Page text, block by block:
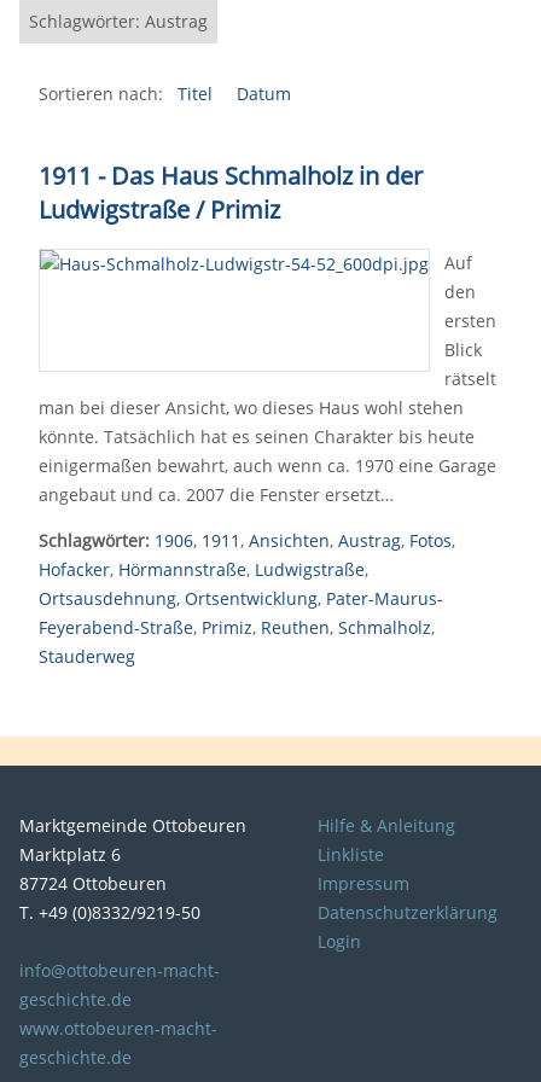
Schlagwörter: Austrag
Sortieren nach: Titel Datum
1911 - Das Haus Schmalholz in der
Ludwigstraße / Primiz
Auf
den
ersten
Blick
rätselt
man bei dieser Ansicht, wo dieses Haus wohl stehen
könnte. Tatsächlich hat es seinen Charakter bis heute
einigermaßen bewahrt, auch wenn ca. 1970 eine Garage
angebaut und ca. 2007 die Fenster ersetzt…
Schlagwörter: 1906, 1911, Ansichten, Austrag, Fotos,
Hofacker, Hörmannstraße, Ludwigstraße,
Ortsausdehnung, Ortsentwicklung, Pater-Maurus-
Feyerabend-Straße, Primiz, Reuthen, Schmalholz,
Stauderweg
Marktgemeinde Ottobeuren
Marktplatz 6
87724 Ottobeuren
T. +49 (0)8332/9219-50
info@ottobeuren-macht-
geschichte.de
www.ottobeuren-macht-
geschichte.de
Hilfe & Anleitung
Linkliste
Impressum
Datenschutzerklärung
Login